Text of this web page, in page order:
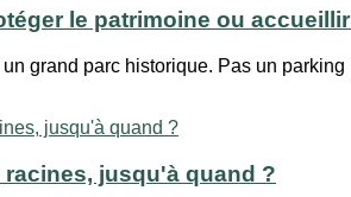
le patrimoine ou
un grand parc historique. Pas un
jusqu'à quand ?